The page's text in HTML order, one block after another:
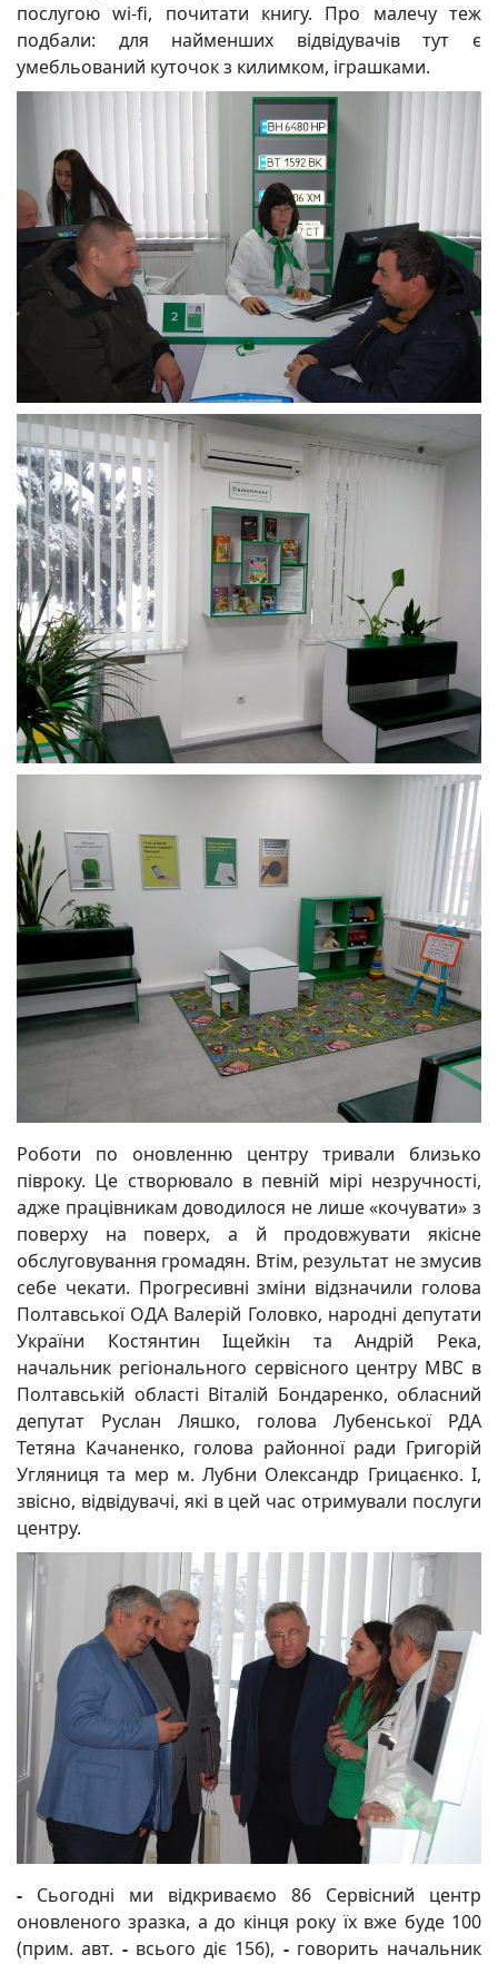
послугою wi-fi, почитати книгу. Про малечу теж
подбали: для найменших відвідувачів тут є
умебльований куточок з килимком, іграшками.
Роботи по оновленню центру тривали близько
півроку. Це створювало в певній мірі незручності,
адже працівникам доводилося не лише «кочувати» з
поверху на поверх, а й продовжувати якісне
обслуговування громадян. Втім, результат не змусив
себе чекати. Прогресивні зміни відзначили голова
Полтавської ОДА Валерій Головко, народні депутати
України Костянтин Іщейкін та Андрій Река,
начальник регіонального сервісного центру МВС в
Полтавській області Віталій Бондаренко, обласний
депутат Руслан Ляшко, голова Лубенської РДА
Тетяна Качаненко, голова районної ради Григорій
Угляниця та мер м. Лубни Олександр Грицаєнко. І,
звісно, відвідувачі, які в цей час отримували послуги
центру.
- Сьогодні ми відкриваємо 86 Сервісний центр
оновленого зразка, а до кінця року їх вже буде 100
(прим. авт. -всього діє 156), - говорить начальник